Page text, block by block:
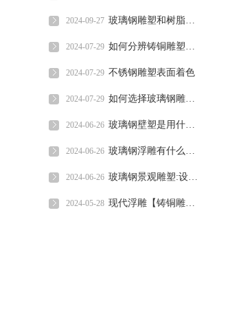
2024-09-27 玻璃钢雕塑和树脂工艺品有什么区别?
2024-07-29 如何分辨铸铜雕塑好坏
2024-07-29 不锈钢雕塑表面着色
2024-07-29 如何选择玻璃钢雕塑公司
2024-06-26 玻璃钢壁塑是用什么村料,有什么应用?
2024-06-26 玻璃钢浮雕有什么作用?
2024-06-26 玻璃钢景观雕塑:设计原则的探索与实践
2024-05-28 现代浮雕【铸铜雕塑雕塑】